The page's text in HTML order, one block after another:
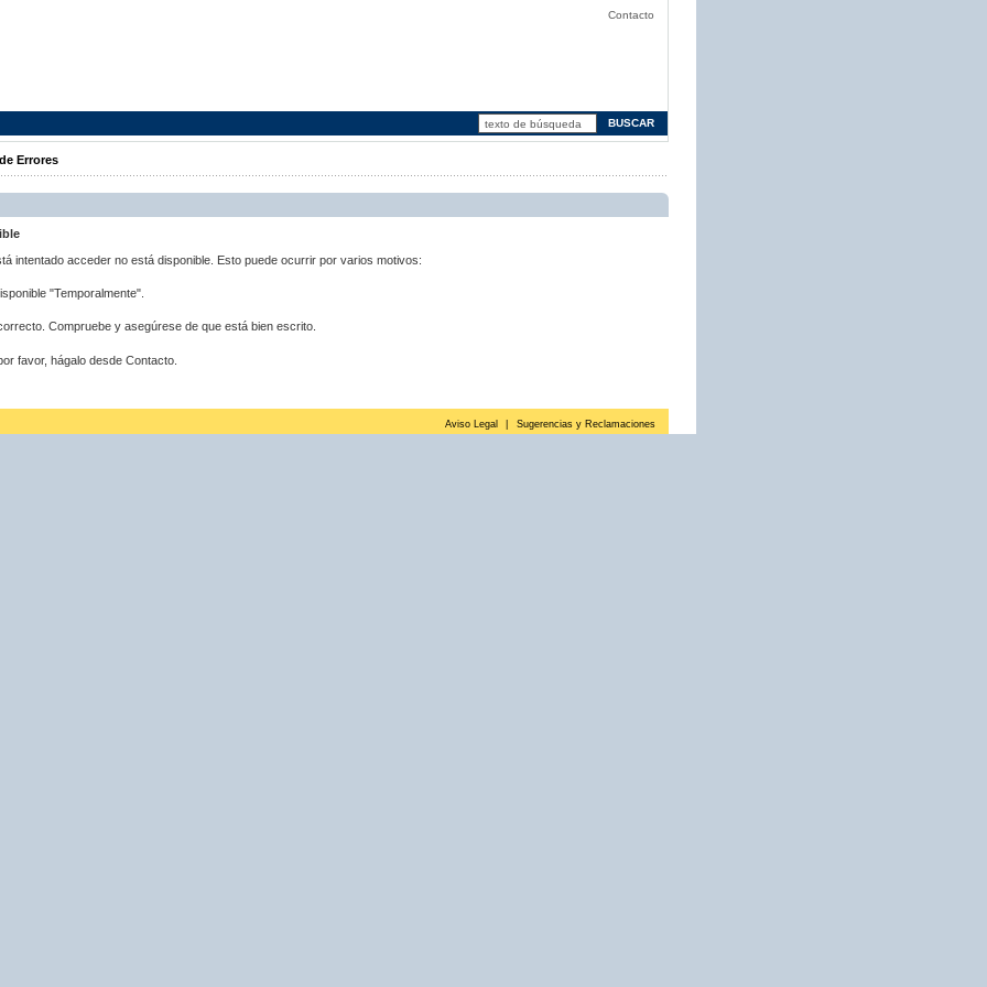
Contacto
Errores
intentado acceder no está disponible. Esto puede ocurrir por varios motivos:
"Temporalmente".
Compruebe y asegúrese de que está bien escrito.
favor, hágalo desde Contacto.
Aviso Legal Sugerencias y Reclamaciones